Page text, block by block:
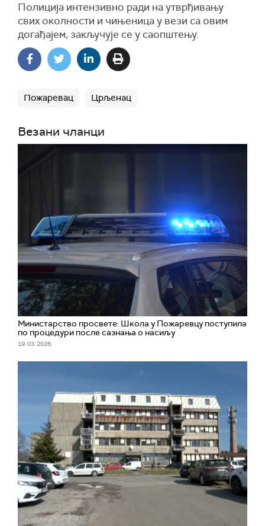
Полиција интензивно ради на утврђивању
свих околности и чињеница у вези са овим
догађајем, закључује се у саопштењу.
Пожаревац Црљенац
Везани чланци
Министарство просвете: Школа у Пожаревцу поступила
по процедури после сазнања о насиљу
19. 03. 2026.